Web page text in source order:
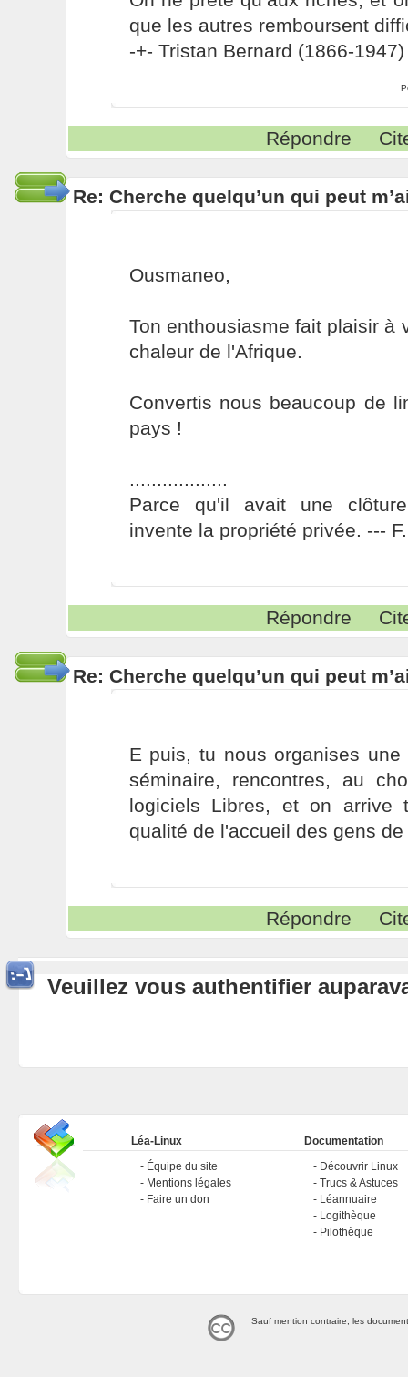
que les autres remboursent
-+- Tristan Bernard (1866-1947)
Répondre
Re: Cherche quelqu’un qui peut
Ousmaneo,
Ton enthousiasme fait plaisir à
chaleur de l'Afrique.
Convertis nous beaucoup de
pays !
..................
Parce qu'il avait une
invente la propriété privée. ---
Répondre
Re: Cherche quelqu’un qui peut
E puis, tu nous organises une
séminaire, rencontres, au
logiciels Libres, et on arrive
qualité de l'accueil des gens
Répondre
Veuillez vous authentifier
Léa-Linux
Équipe du site
Mentions légales
Faire un don
Documentation
Découvrir Linux
Trucs & Astuces
Léannuaire
Logithèque
Pilothèque
Sauf mention contraire, les